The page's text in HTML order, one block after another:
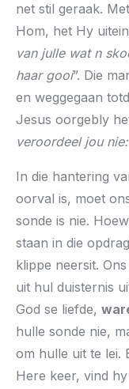
net stil geraak.
Hom, het Hy
van julle wat n
haar gooi”. Die
en weggegaan
Jesus oorgebly
veroordeel jou
In die hantering
oorval is, moet
sonde is nie.
staan in die
klippe neersit.
uit hul duisternis
God se liefde,
hulle sonde nie,
om hulle uit te lei.
Here keer, vind